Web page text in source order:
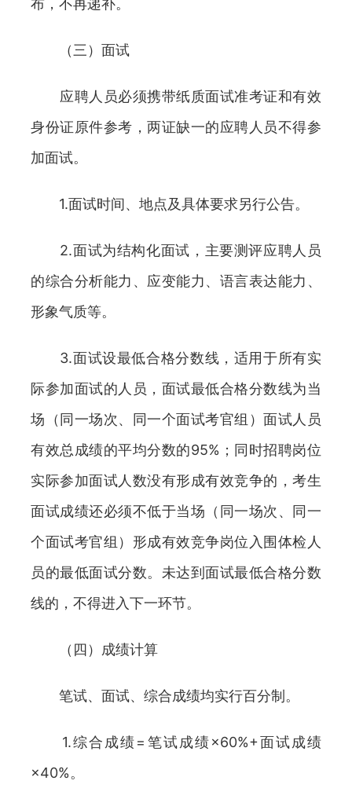
布，不再递补。
（三）面试
应聘人员必须携带纸质面试准考证和有效
身份证原件参考，两证缺一的应聘人员不得参
加面试。
1.面试时间、地点及具体要求另行公告。
2.面试为结构化面试，主要测评应聘人员
的综合分析能力、应变能力、语言表达能力、
形象气质等。
3.面试设最低合格分数线，适用于所有实
际参加面试的人员，面试最低合格分数线为当
场（同一场次、同一个面试考官组）面试人员
有效总成绩的平均分数的95%；同时招聘岗位
实际参加面试人数没有形成有效竞争的，考生
面试成绩还必须不低于当场（同一场次、同一
个面试考官组）形成有效竞争岗位入围体检人
员的最低面试分数。未达到面试最低合格分数
线的，不得进入下一环节。
（四）成绩计算
笔试、面试、综合成绩均实行百分制。
1.综合成绩=笔试成绩×60%+面试成绩
×40%。